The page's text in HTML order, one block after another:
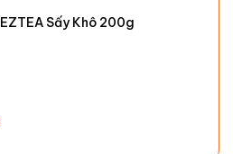
Sấy Khô 200g